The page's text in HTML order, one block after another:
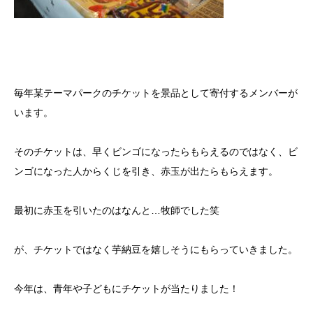
毎年某テーマパークのチケットを景品として寄付するメンバーが
います。
そのチケットは、早くビンゴになったらもらえるのではなく、ビ
ンゴになった人からくじを引き、赤玉が出たらもらえます。
最初に赤玉を引いたのはなんと…牧師でした笑
が、チケットではなく芋納豆を嬉しそうにもらっていきました。
今年は、青年や子どもにチケットが当たりました！